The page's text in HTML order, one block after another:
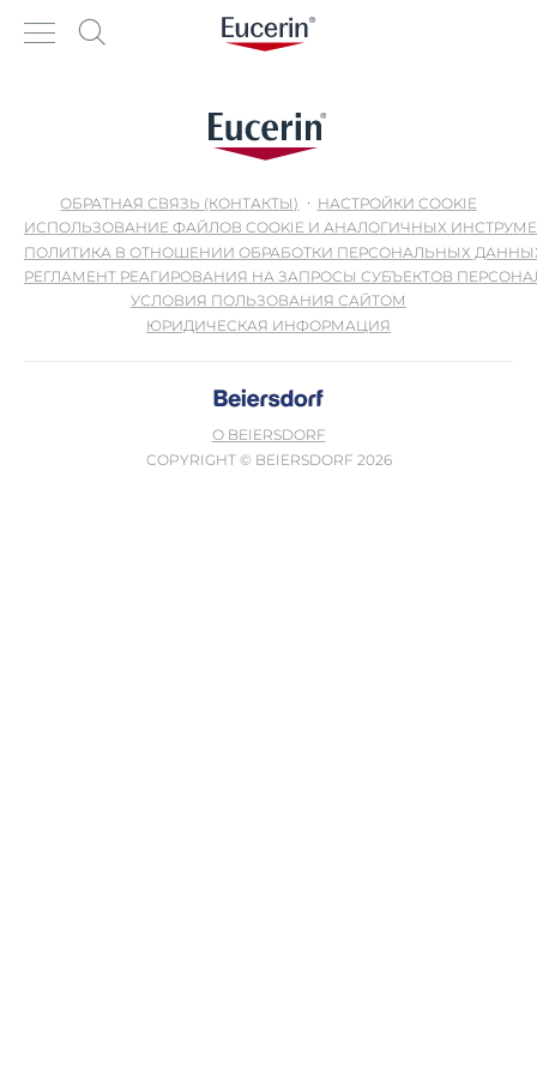
ОБРАТНАЯ СВЯЗЬ (КОНТАКТЫ)
НАСТРОЙКИ COOKIE
ИСПОЛЬЗОВАНИЕ ФАЙЛОВ COOKIE И АНАЛОГИЧНЫХ
ПОЛИТИКА В ОТНОШЕНИИ ОБРАБОТКИ ПЕРСОНАЛЬНЫХ
РЕГЛАМЕНТ РЕАГИРОВАНИЯ НА ЗАПРОСЫ СУБЪЕКТОВ
УСЛОВИЯ ПОЛЬЗОВАНИЯ САЙТОМ
ЮРИДИЧЕСКАЯ ИНФОРМАЦИЯ
О BEIERSDORF
COPYRIGHT © BEIERSDORF 2026